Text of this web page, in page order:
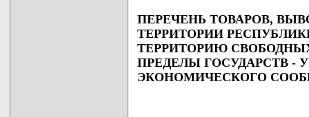
ПЕРЕЧЕНЬ ТОВАРОВ,
ТЕРРИТОРИИ
ТЕРРИТОРИЮ
ПРЕДЕЛЫ ГОСУДАРСТВ -
ЭКОНОМИЧЕСКОГО